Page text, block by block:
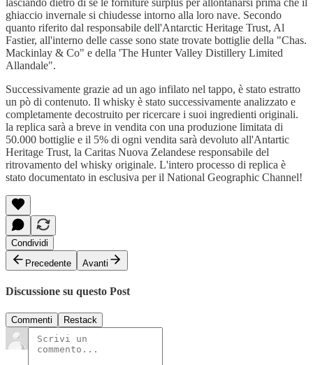
ghiaccio invernale si chiudesse intorno alla loro nave. Secondo
quanto riferito dal responsabile dell'Antarctic Heritage Trust, Al
Fastier, all'interno delle casse sono state trovate bottiglie della "Chas.
Mackinlay & Co" e della 'The Hunter Valley Distillery Limited
Allandale".
Successivamente grazie ad un ago infilato nel tappo, è stato estratto
un pò di contenuto. Il whisky è stato successivamente analizzato e
completamente decostruito per ricercare i suoi ingredienti originali.
la replica sarà a breve in vendita con una produzione limitata di
50.000 bottiglie e il 5% di ogni vendita sarà devoluto all'Antartic
Heritage Trust, la Caritas Nuova Zelandese responsabile del
ritrovamento del whisky originale. L'intero processo di replica è
stato documentato in esclusiva per il National Geographic Channel!
Condividi
Precedente
Avanti
Discussione su questo Post
Commenti Restack